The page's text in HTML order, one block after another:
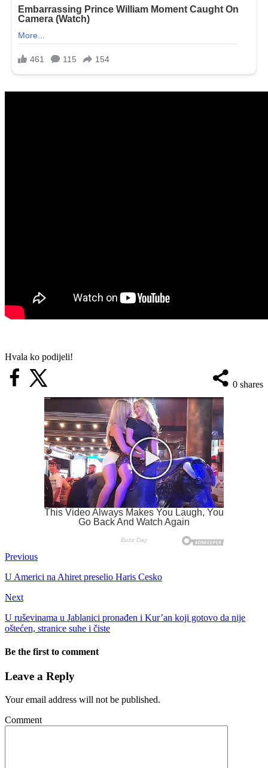
Hvala ko podijeli!
0 shares
Previous
U Americi na Ahiret preselio Haris Cesko
Next
U ruševinama u Jablanici pronađen i Kur’an koji gotovo da nije
oštećen, stranice suhe i čiste
Be the first to comment
Leave a Reply
Your email address will not be published.
Comment